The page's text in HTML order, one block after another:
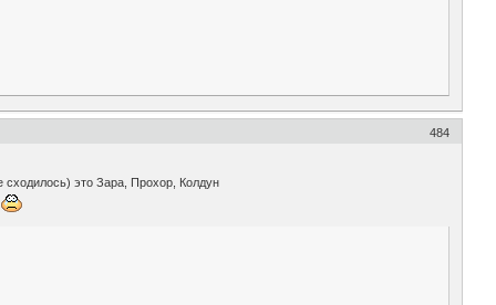
484
сходилось) это Зара, Прохор, Колдун